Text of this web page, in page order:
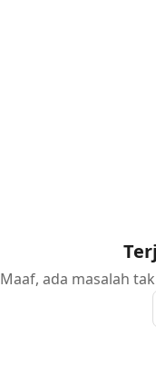
Maaf, ada masalah